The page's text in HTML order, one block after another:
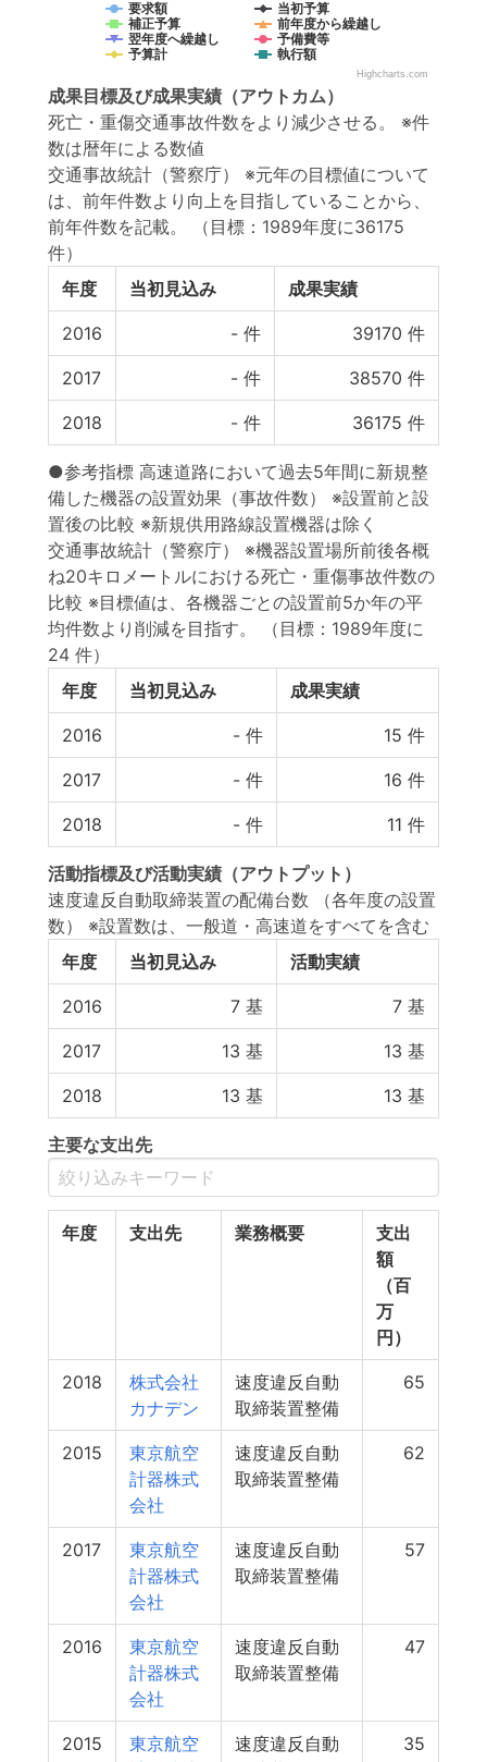
要求額
当初予算
補正予算
前年度から繰越し
翌年度へ繰越し
予備費等
予算計
執行額
Highcharts.com
成果目標及び成果実績 （アウトカム）
死亡・重傷交通事故件数をより減少させる。 ※件
数は暦年による数値
交通事故統計（警察庁） ※元年の目標値について
は、前年件数より向上を目指していることから、
前年件数を記載。
（目標：1989年度に36175
件）
年度
当初見込み 成果実績
2016 - 件 39170 件
2017 - 件 38570 件
2018 - 件 36175 件
●参考指標 高速道路において過去5年間に新規整
備した機器の設置効果（事故件数） ※設置前と設
置後の比較 ※新規供用路線設置機器は除く
交通事故統計（警察庁） ※機器設置場所前後各概
ね20キロメートルにおける死亡・重傷事故件数の
比較 ※目標値は、各機器ごとの設置前5か年の平
均件数より削減を目指す。
（目標：1989年度に
24 件）
年度
当初見込み 成果実績
2016 - 件 15 件
2017 - 件 16 件
2018 - 件 11 件
活動指標及び活動実績 （アウトプット）
速度違反自動取締装置の配備台数 （各年度の設置
数） ※設置数は、一般道・高速道をすべてを含む
年度
当初見込み 活動実績
2016 7 基 7 基
2017 13 基 13 基
2018 13 基 13 基
主要な支出先
年度 支出先 業務概要
支出
額
（百
万
円）
2018
株式会社
カナデン
速度違反自動
取締装置整備
65
2015
東京航空
計器株式
会社
速度違反自動
取締装置整備
62
2017
東京航空
計器株式
会社
速度違反自動
取締装置整備
57
2016
東京航空
計器株式
会社
速度違反自動
取締装置整備
47
2015
東京航空
速度違反自動
35